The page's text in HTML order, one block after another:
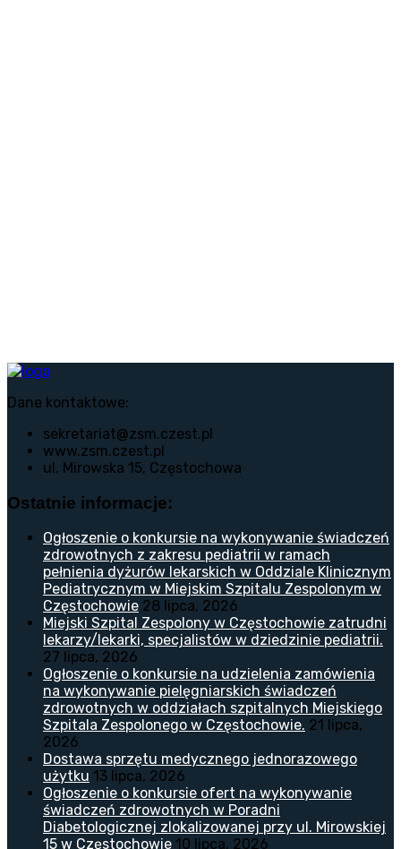
Dane kontaktowe:
sekretariat@zsm.czest.pl
www.zsm.czest.pl
ul. Mirowska 15, Częstochowa
Ostatnie informacje:
Ogłoszenie o konkursie na wykonywanie świadczeń
zdrowotnych z zakresu pediatrii w ramach
pełnienia dyżurów lekarskich w Oddziale Klinicznym
Pediatrycznym w Miejskim Szpitalu Zespolonym w
Częstochowie 28 lipca, 2026
Miejski Szpital Zespolony w Częstochowie zatrudni
lekarzy/lekarki, specjalistów w dziedzinie pediatrii.
27 lipca, 2026
Ogłoszenie o konkursie na udzielenia zamówienia
na wykonywanie pielęgniarskich świadczeń
zdrowotnych w oddziałach szpitalnych Miejskiego
Szpitala Zespolonego w Częstochowie. 21 lipca,
2026
Dostawa sprzętu medycznego jednorazowego
użytku 13 lipca, 2026
Ogłoszenie o konkursie ofert na wykonywanie
świadczeń zdrowotnych w Poradni
Diabetologicznej zlokalizowanej przy ul. Mirowskiej
15 w Częstochowie 10 lipca, 2026